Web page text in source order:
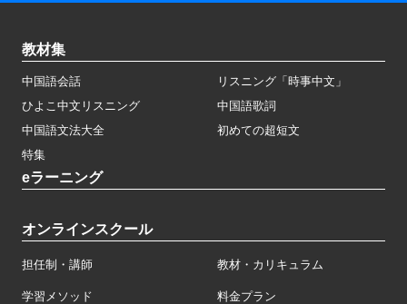
教材集
中国語会話
リスニング「時事中文」
ひよこ中文リスニング
中国語歌詞
中国語文法大全
初めての超短文
特集
eラーニング
オンラインスクール
担任制・講師 教材・カリキュラム
学習メソッド 料金プラン